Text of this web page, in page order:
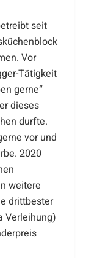
seit
Vor
Tätigkeit
gerne“
dieses
durfte.
vor und
2020
weitere
drittbester
Verleihung)